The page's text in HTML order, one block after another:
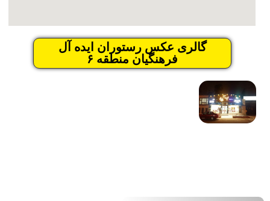
گالری عکس رستوران ایده آل
فرهنگیان منطقه ۶